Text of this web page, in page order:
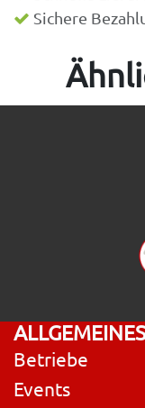
Sichere
ALLGEMEINES
Betriebe
Events